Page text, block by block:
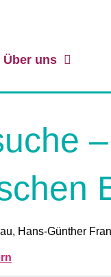
Über uns
Hans-Günther